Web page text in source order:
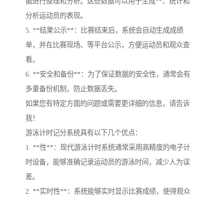
分析运动员的表现。
5. **结果公示**：比赛结束后，系统会自动生成成绩
单，并在比赛现场、等平台公示，方便运动员和观众查
看。
6. **安全和备份**：为了保证数据的安全性，通常会有
多重备份机制，防止数据丢失。
如果您有特定方面的问题或需要更详细的信息，请告诉
我！
游泳计时记分系统具有以下几个优点：
1. **性**：现代游泳计时系统通常采用高精度的电子计
时设备，能够准确记录运动员的游泳时间，减少人为误
差。
2. **实时性**：系统能够实时显示比赛成绩，使得观众